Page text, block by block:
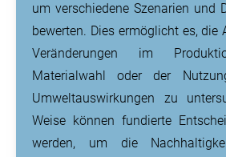
um verschiedene Szenarien und
bewerten. Dies ermöglicht es, die
Veränderungen im
Materialwahl oder der
Umweltauswirkungen zu
Weise können fundierte
werden, um die